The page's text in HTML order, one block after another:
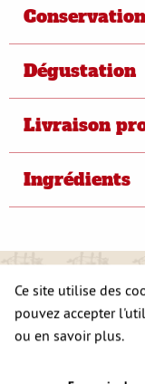
Conservation
Dégustation
Livraison
Ingrédients
Ce site utilise des
pouvez accepter
ou en savoir plus.